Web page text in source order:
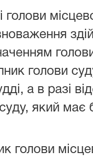
голови
голови
а в разі
який має
голови